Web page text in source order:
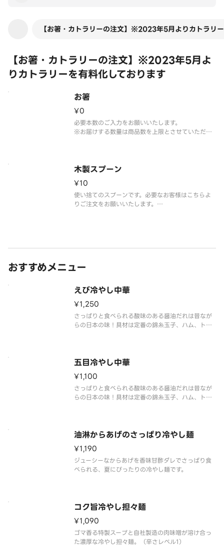
【お箸・カトラリーの注文】※2023年5月よりカトラリ
【お箸・カトラリーの注文】※2023年5月よ
りカトラリーを有料化しております
お箸
¥0
必要本数のご入力をお願いいたします。
※お届けする数量は商品数を上限とさせていただき
木製スプーン
¥10
使い捨てのスプーンです。必要なお客様はこちらよ
りご注文をお願いいたします。
おすすめメニュー
えび冷やし中華
¥1,250
さっぱりと食べられる酸味のある醤油だれは昔なが
らの日本の味！具材は定番の錦糸玉子、ハム、トマ
五目冷やし中華
¥1,100
さっぱりと食べられる酸味のある醤油だれは昔なが
らの日本の味！具材は定番の錦糸玉子、ハム、トマ
油淋からあげのさっぱり冷やし麺
¥1,190
ジューシーなからあげを香味甘酢ダレでさっぱり食
べられる、夏にぴったりの冷やし麺です。
コク旨冷やし担々麺
¥1,090
ゴマ香る特製スープと自社製造の肉味噌が溶け合っ
た濃厚な冷やし担々麺。（辛さレベル1）